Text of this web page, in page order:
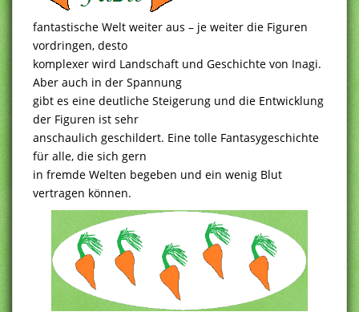
fantastische Welt weiter aus – je weiter die Figuren
vordringen, desto
komplexer wird Landschaft und Geschichte von Inagi.
Aber auch in der Spannung
gibt es eine deutliche Steigerung und die Entwicklung
der Figuren ist sehr
anschaulich geschildert. Eine tolle Fantasygeschichte
für alle, die sich gern
in fremde Welten begeben und ein wenig Blut
vertragen können.